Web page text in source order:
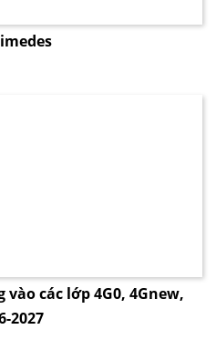
các lớp 4G0, 4Gnew,
2027